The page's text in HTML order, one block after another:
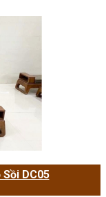
Sồi DC05